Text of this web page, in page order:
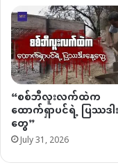
“စစ်ဘီလူးလက်ထဲက
ထောက်ရှာပင်ရဲ့ ပြဿဒါ
တွေ”
July 31, 2026